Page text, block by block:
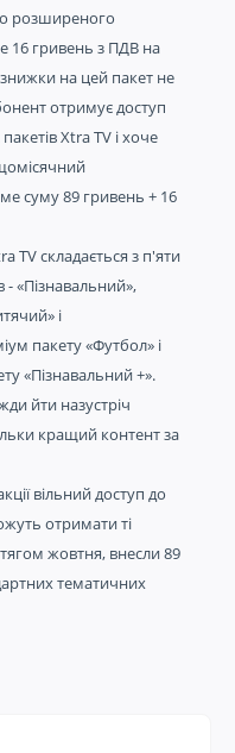
розширеного
16 гривень з ПДВ на
на цей пакет не
отримує доступ
Xtra TV і хоче
суму 89 гривень + 16
TV складається з п'яти
- «Пізнавальний»,
і
пакету «Футбол» і
«Пізнавальний +».
йти назустріч
кращий контент за
вільний доступ до
отримати ті
жовтня, внесли 89
тематичних